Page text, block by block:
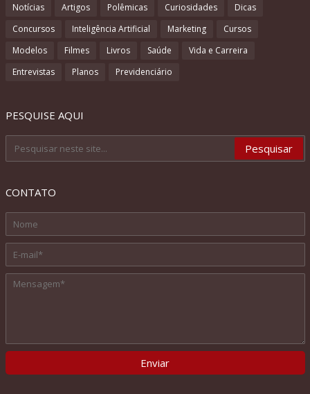
Notícias Artigos Polêmicas Curiosidades
Dicas
Concursos
Inteligência Artificial Marketing
Cursos
Modelos
Filmes Livros Saúde
Vida e Carreira
Entrevistas
Planos Previdenciário
PESQUISE AQUI
CONTATO